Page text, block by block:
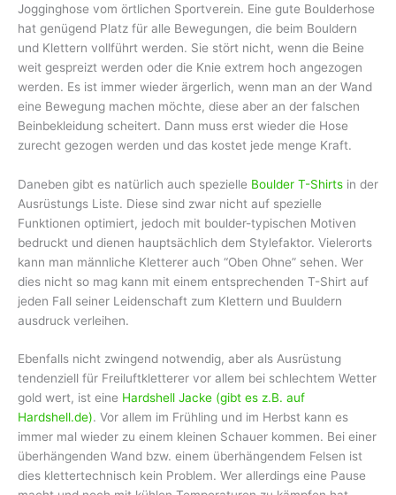
Jogginghose vom örtlichen Sportverein. Eine gute Boulderhose
hat genügend Platz für alle Bewegungen, die beim Bouldern
und Klettern vollführt werden. Sie stört nicht, wenn die Beine
weit gespreizt werden oder die Knie extrem hoch angezogen
werden. Es ist immer wieder ärgerlich, wenn man an der Wand
eine Bewegung machen möchte, diese aber an der falschen
Beinbekleidung scheitert. Dann muss erst wieder die Hose
zurecht gezogen werden und das kostet jede menge Kraft.
Daneben gibt es natürlich auch spezielle Boulder T-Shirts in der
Ausrüstungs Liste. Diese sind zwar nicht auf spezielle
Funktionen optimiert, jedoch mit boulder-typischen Motiven
bedruckt und dienen hauptsächlich dem Stylefaktor. Vielerorts
kann man männliche Kletterer auch “Oben Ohne” sehen. Wer
dies nicht so mag kann mit einem entsprechenden T-Shirt auf
jeden Fall seiner Leidenschaft zum Klettern und Buuldern
ausdruck verleihen.
Ebenfalls nicht zwingend notwendig, aber als Ausrüstung
tendenziell für Freiluftkletterer vor allem bei schlechtem Wetter
gold wert, ist eine Hardshell Jacke (gibt es z.B. auf
Hardshell.de). Vor allem im Frühling und im Herbst kann es
immer mal wieder zu einem kleinen Schauer kommen. Bei einer
überhängenden Wand bzw. einem überhängendem Felsen ist
dies klettertechnisch kein Problem. Wer allerdings eine Pause